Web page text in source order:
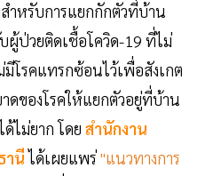
ำหรับการแยกกักตัวที่บ้าน
ป่วยติดเชื้อโควิด-19 ที่ไม่
มีโรคแทรกซ้อนไว้เพื่อสังเกต
ดของโรคให้แยกตัวอยู่ที่บ้าน
ไม่ยาก โดย สำนักงาน
านีได้เผยแพร่"แนวทางการ